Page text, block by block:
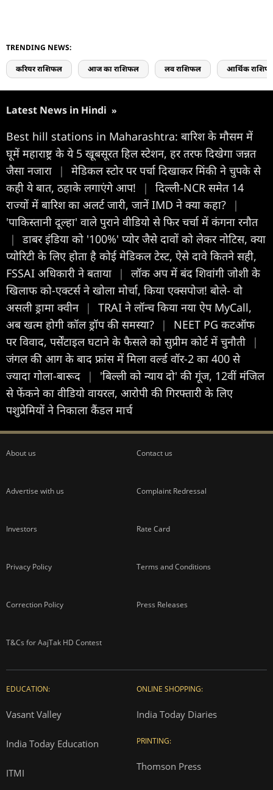
TRENDING NEWS:
करियर राशिफल आज का राशिफल लव राशिफल आर्थिक
Latest News in Hindi »
Best hill stations in Maharashtra: बारिश के मौसम में
घूमें महाराष्ट्र के ये 5 खूबसूरत हिल स्टेशन, हर तरफ दिखेगा जन्नत
जैसा नजारा
|
मेडिकल स्टोर पर पर्चा दिखाकर मिंकी ने चुपके से
कही ये बात, ठहाके लगाएंगे आप!
|
दिल्ली-NCR समेत 14
राज्यों में बारिश का अलर्ट जारी, जानें IMD ने क्या कहा?
|
'पाकिस्तानी दूल्हा' वाले पुराने वीडियो से फिर चर्चा में कंगना रनौत
|
डाबर इंडिया को '100%' प्योर जैसे दावों को लेकर नोटिस, क्या
प्योरिटी के लिए होता है कोई मेडिकल टेस्ट, ऐसे दावे कितने सही,
FSSAI अधिकारी ने बताया
|
लॉक अप में बंद शिवांगी जोशी के
खिलाफ को-एक्टर्स ने खोला मोर्चा, किया एक्सपोज! बोले- वो
असली ड्रामा क्वीन |
TRAI ने लॉन्च किया नया ऐप MyCall,
अब खत्म होगी कॉल ड्रॉप की समस्या?
|
NEET PG कटऑफ
पर विवाद, पर्सेंटाइल घटाने के फैसले को सुप्रीम कोर्ट में चुनौती
|
जंगल की आग के बाद फ्रांस में मिला वर्ल्ड वॉर-2 का 400 से
ज्यादा गोला-बारूद
|
'बिल्ली को न्याय दो' की गूंज, 12वीं मंजिल
से फेंकने का वीडियो वायरल, आरोपी की गिरफ्तारी के लिए
पशुप्रेमियों ने निकाला कैंडल मार्च
About us Contact us
Advertise with us Complaint Redressal
Investors Rate Card
Privacy Policy Terms and Conditions
Correction Policy Press Releases
T&Cs for AajTak HD Contest
EDUCATION:
Vasant Valley
India Today Education
ITMI
ONLINE SHOPPING:
India Today Diaries
PRINTING:
Thomson Press